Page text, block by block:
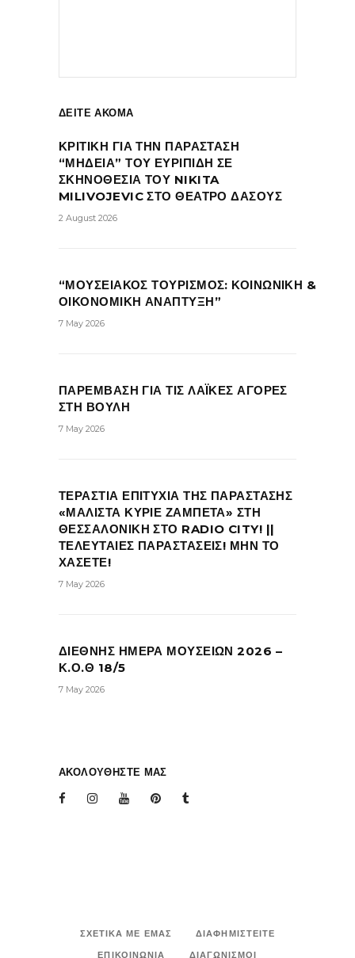
ΔΕΙΤΕ ΑΚΟΜΑ
ΚΡΙΤΙΚΗ ΓΙΑ ΤΗΝ ΠΑΡΑΣΤΑΣΗ
“ΜΗΔΕΙΑ” ΤΟΥ ΕΥΡΙΠΙΔΗ ΣΕ
ΣΚΗΝΟΘΕΣΙΑ ΤΟΥ NIKITA
MILIVOJEVIC ΣΤΟ ΘΕΑΤΡΟ ΔΑΣΟΥΣ
2 August 2026
“ΜΟΥΣΕΙΑΚΟΣ ΤΟΥΡΙΣΜΟΣ: ΚΟΙΝΩΝΙΚΗ &
ΟΙΚΟΝΟΜΙΚΗ ΑΝΑΠΤΥΞΗ”
7 May 2026
ΠΑΡΕΜΒΑΣΗ ΓΙΑ ΤΙΣ ΛΑΪΚΕΣ ΑΓΟΡΕΣ
ΣΤΗ ΒΟΥΛΗ
7 May 2026
ΤΕΡΑΣΤΙΑ ΕΠΙΤΥΧΙΑ ΤΗΣ ΠΑΡΑΣΤΑΣΗΣ
«ΜΑΛΙΣΤΑ ΚΥΡΙΕ ΖΑΜΠΕΤΑ» ΣΤΗ
ΘΕΣΣΑΛΟΝΙΚΗ ΣΤΟ RADIO CITY! ||
ΤΕΛΕΥΤΑΙΕΣ ΠΑΡΑΣΤΑΣΕΙΣ! ΜΗΝ ΤΟ
ΧΑΣΕΤΕ!
7 May 2026
ΔΙΕΘΝΗΣ ΗΜΕΡΑ ΜΟΥΣΕΙΩΝ 2026 –
Κ.Ο.Θ 18/5
7 May 2026
ΑΚΟΛΟΥΘΗΣΤΕ ΜΑΣ
ΣΧΕΤΙΚΑ ΜΕ ΕΜΑΣ
ΔΙΑΦΗΜΙΣΤΕΙΤΕ
ΕΠΙΚΟΙΝΩΝΙΑ
ΔΙΑΓΩΝΙΣΜΟΙ